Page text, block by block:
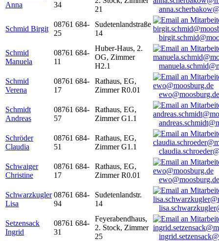
Anna
34
21
Schmid Birgit
08761 684-
25
Sudetenlandstraße
14
Schmid
Manuela
08761 684-
11
Huber-Haus, 2.
OG, Zimmer
H2.1
Schmid
Verena
08761 684-
17
Rathaus, EG,
Zimmer R0.01
ewo@moosburg.de
Schmidt
Andreas
08761 684-
57
Rathaus, EG,
Zimmer G1.1
Schröder
Claudia
08761 684-
51
Rathaus, EG,
Zimmer G1.1
Schwaiger
Christine
08761 684-
17
Rathaus, EG,
Zimmer R0.01
ewo@moosburg.de
Schwarzkugler
Lisa
08761 684-
94
Sudetenlandstr.
14
Setzensack
Ingrid
08761 684-
31
Feyerabendhaus,
2. Stock, Zimmer
25